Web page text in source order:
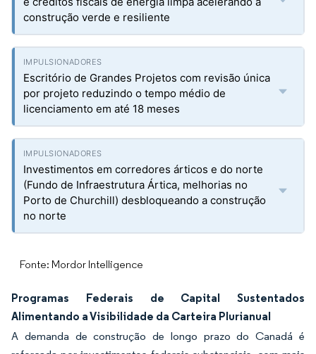
construção verde e resiliente
Escritório de Grandes Projetos com revisão única
por projeto reduzindo o tempo médio de
licenciamento em até 18 meses
Investimentos em corredores árticos e do norte
(Fundo de Infraestrutura Ártica, melhorias no
Porto de Churchill) desbloqueando a construção
no norte
Fonte: Mordor Intelligence
Programas Federais de Capital Sustentados
Alimentando a Visibilidade da Carteira Plurianual
A demanda de construção de longo prazo do Canadá é